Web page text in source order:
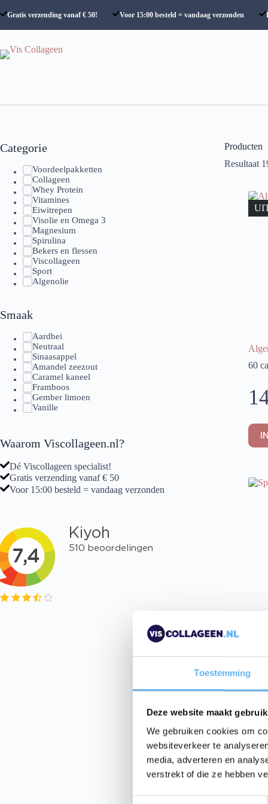
Toestemming
Deze website maakt
We gebruiken cookies om
websiteverkeer te
media, adverteren en
verstrekt of die ze hebben
naarGratis verzending vanaf € 50! Voor 15:00 besteld = vandaag verzonden
Producten
Resultaat
60
Categorie
Voordeelpakketten
Collageen
Whey Protein
Vitamines
Eiwitrepen
Visolie en Omega 3
Magnesium
Spirulina
Bekers en flessen
Viscollageen
Sport
Algenolie
Smaak
Aardbei
Neutraal
Sinaasappel
Amandel zeezout
Caramel kaneel
Framboos
Gember limoen
Vanille
Waarom Viscollageen.nl?
Dé Viscollageen specialist!
Gratis verzending vanaf € 50
Voor 15:00 besteld = vandaag verzonden